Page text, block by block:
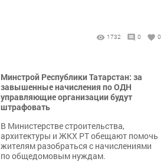
1732 0 0
Минстрой Республики Татарстан: за
завышенные начисления по ОДН
управляющие организации будут
штрафовать
В Министерстве строительства,
архитектуры и ЖКХ РТ обещают помочь
жителям разобраться с начислениями
по общедомовым нуждам.